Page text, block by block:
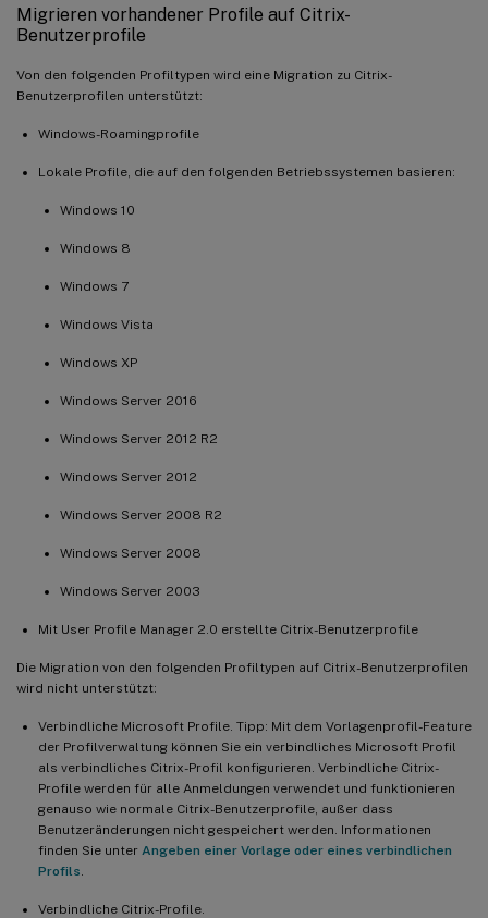
Migrieren vorhandener Profile auf Citrix-
Benutzerprofile
Von den folgenden Profiltypen wird eine Migration zu Citrix-
Benutzerprofilen unterstützt:
Windows-Roamingprofile
Lokale Profile, die auf den folgenden Betriebssystemen basieren:
Windows 10
Windows 8
Windows 7
Windows Vista
Windows XP
Windows Server 2016
Windows Server 2012 R2
Windows Server 2012
Windows Server 2008 R2
Windows Server 2008
Windows Server 2003
Mit User Profile Manager 2.0 erstellte Citrix-Benutzerprofile
Die Migration von den folgenden Profiltypen auf Citrix-Benutzerprofilen
wird nicht unterstützt:
Verbindliche Microsoft Profile. Tipp: Mit dem Vorlagenprofil-Feature
der Profilverwaltung können Sie ein verbindliches Microsoft Profil
als verbindliches Citrix-Profil konfigurieren. Verbindliche Citrix-
Profile werden für alle Anmeldungen verwendet und funktionieren
genauso wie normale Citrix-Benutzerprofile, außer dass
Benutzeränderungen nicht gespeichert werden. Informationen
finden Sie unter Angeben einer Vorlage oder eines verbindlichen
Profils
Verbindliche Citrix-Profile.